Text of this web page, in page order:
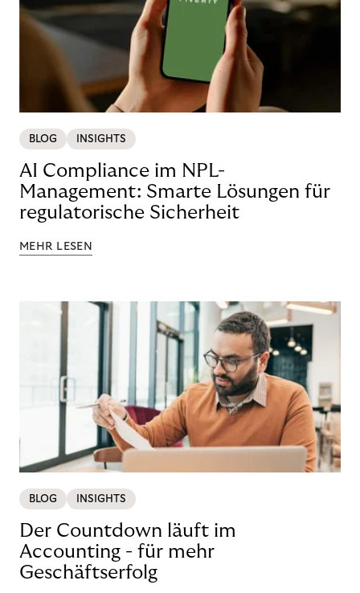
BLOG INSIGHTS
AI Compliance im NPL-
Management: Smarte Lösungen für
regulatorische Sicherheit
MEHR LESEN
BLOG INSIGHTS
Der Countdown läuft im
Accounting - für mehr
Geschäftserfolg